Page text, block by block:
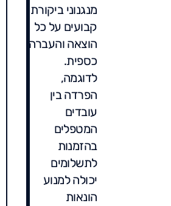
מנגנוני ביקורת
קבועים על כל
הוצאה והעברה
כספית.
לדוגמה,
הפרדה בין
עובדים
המטפלים
בהזמנות
לתשלומים
יכולה למנוע
הונאות